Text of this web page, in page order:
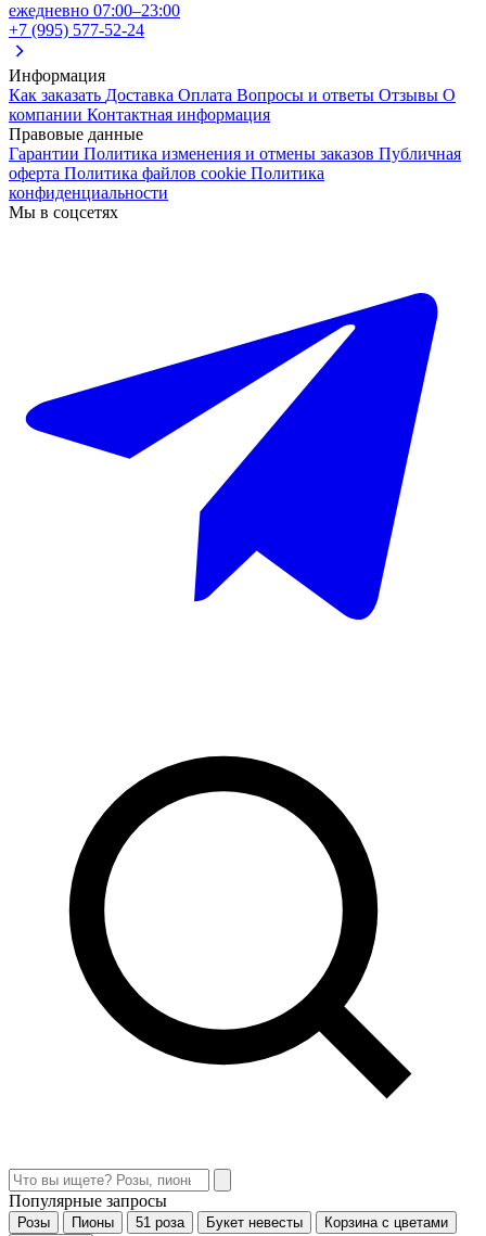
ежедневно 07:00–23:00
+7 (995) 577-52-24
Информация
Как заказать Доставка Оплата Вопросы и ответы Отзывы О
компании Контактная информация
Правовые данные
Гарантии Политика изменения и отмены заказов Публичная
оферта Политика файлов cookie Политика
конфиденциальности
Мы в соцсетях
Популярные запросы
Розы Пионы 51 роза Букет невесты
Корзина с цветами